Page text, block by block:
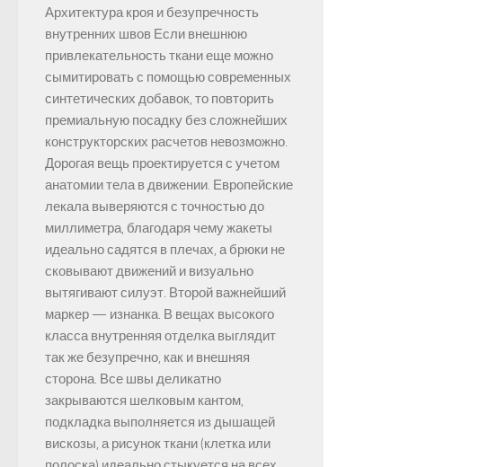
Архитектура кроя и безупречность
внутренних швов Если внешнюю
привлекательность ткани еще можно
сымитировать с помощью современных
синтетических добавок, то повторить
премиальную посадку без сложнейших
конструкторских расчетов невозможно.
Дорогая вещь проектируется с учетом
анатомии тела в движении. Европейские
лекала выверяются с точностью до
миллиметра, благодаря чему жакеты
идеально садятся в плечах, а брюки не
сковывают движений и визуально
вытягивают силуэт. Второй важнейший
маркер — изнанка. В вещах высокого
класса внутренняя отделка выглядит
так же безупречно, как и внешняя
сторона. Все швы деликатно
закрываются шелковым кантом,
подкладка выполняется из дышащей
вискозы, а рисунок ткани (клетка или